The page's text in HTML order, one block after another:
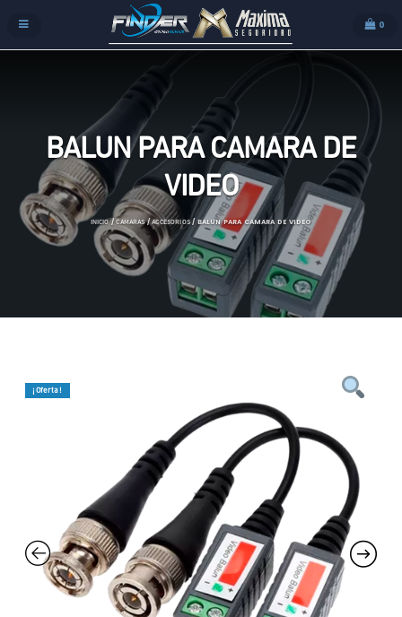
0
BALUN PARA CAMARA DE
VIDEO
INICIO/CAMARAS/ACCESORIOS/ BALUN PARA CAMARA DE VIDEO
¡Oferta!